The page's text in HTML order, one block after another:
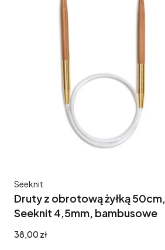
Druty z obrotową żyłką 50cm,
Seeknit 4,5mm, bambusowe
Producent
Seeknit
Cena
38,00 zł